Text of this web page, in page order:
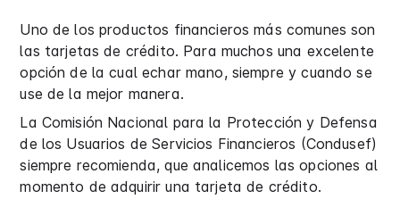
Uno de los productos financieros más comunes son
las tarjetas de crédito. Para muchos una excelente
opción de la cual echar mano, siempre y cuando se
use de la mejor manera.
La Comisión Nacional para la Protección y Defensa
de los Usuarios de Servicios Financieros (Condusef)
siempre recomienda, que analicemos las opciones al
momento de adquirir una tarjeta de crédito.